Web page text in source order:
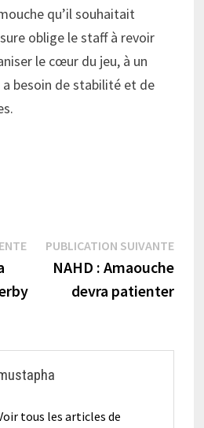
qu’il souhaitait
oblige le staff à revoir
le cœur du jeu, à un
besoin de stabilité et de
Publication
précédente :
PUBLICATION SUIVANTE
NAHD : Amaouche
devra patienter
tous les articles de